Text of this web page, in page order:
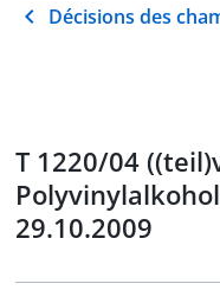
Décisions des
T 1220/04
29.10.2009